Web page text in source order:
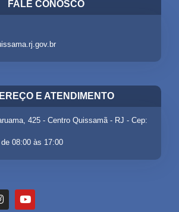
FALE CONOSCO
E ATENDIMENTO
425 - Centro Quissamã - RJ - Cep:
08:00 às 17:00